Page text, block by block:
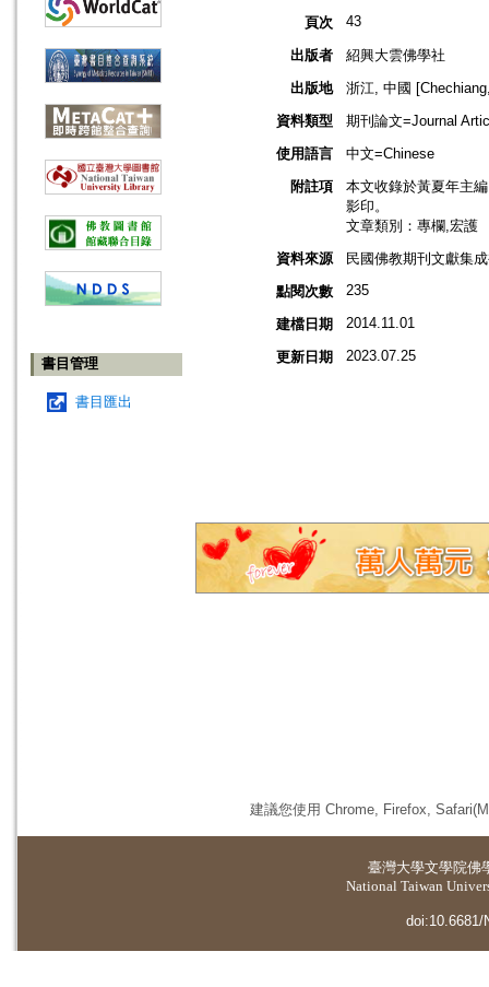
書目管理
書目匯出
頁次 43
出版者
紹興大雲佛學社
出版地
浙江, 中國
資料類型
期刊論文=Journal
使用語言
中文=Chinese
附註項
本文收錄於黃夏年主
影印。
文章類別：專欄,宏護
資料來源
民國佛教期刊文獻集
點閱次數
235
建檔日期 2014.11.01
更新日期 2023.07.25
建議您使用 Chrome, Firefox,
臺灣大學文學院佛
National Taiwan
doi:10.6681/